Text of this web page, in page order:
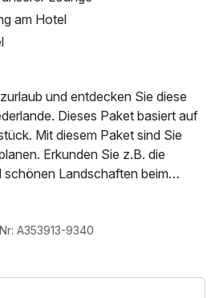
am Hotel
und entdecken Sie diese
Dieses Paket basiert auf
Mit diesem Paket sind Sie
Erkunden Sie z.B. die
schönen Landschaften beim
Unser Front Office berät
Nr: A353913-9340